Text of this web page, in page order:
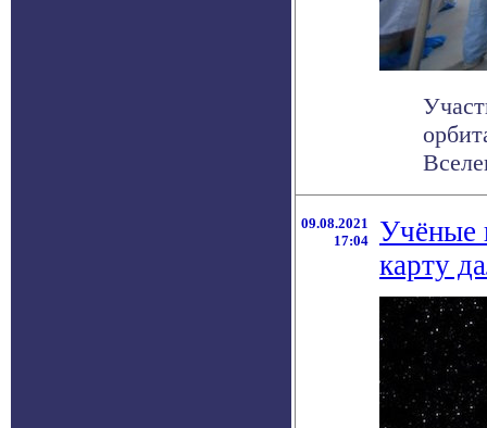
09.08.2021
17:04
Учёные
карту